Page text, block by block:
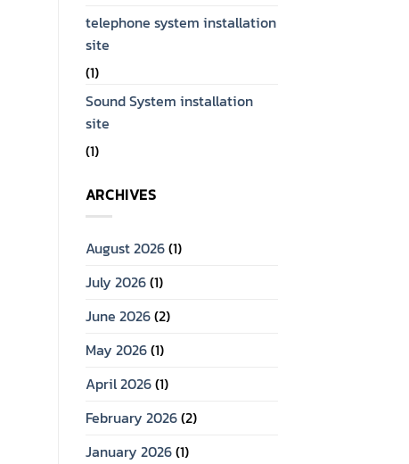
telephone system installation
site
(1)
Sound System installation
site
(1)
ARCHIVES
August 2026(1)
July 2026(1)
June 2026(2)
May 2026(1)
April 2026(1)
February 2026(2)
January 2026(1)